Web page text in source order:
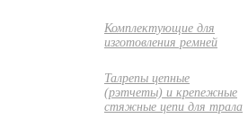
Комплектующие для
изготовления ремней
Талрепы цепные
(рэтчеты) и крепежные
стяжные цепи для трала